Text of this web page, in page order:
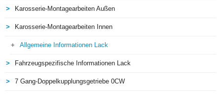
Karosserie-Montagearbeiten Außen
Karosserie-Montagearbeiten Innen
Allgemeine Informationen Lack
Fahrzeugspezifische Informationen Lack
7 Gang-Doppelkupplungsgetriebe 0CW